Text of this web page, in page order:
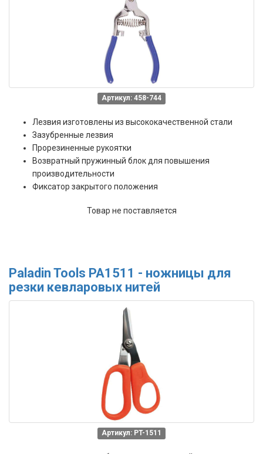
Артикул: 458-744
Лезвия изготовлены из высококачественной стали
Зазубренные лезвия
Прорезиненные рукоятки
Возвратный пружинный блок для повышения
производительности
Фиксатор закрытого положения
Товар не поставляется
Paladin Tools PA1511 - ножницы для
резки кевларовых нитей
Артикул: PT-1511